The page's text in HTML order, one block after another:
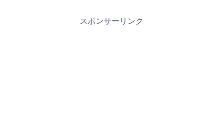
スポンサーリンク